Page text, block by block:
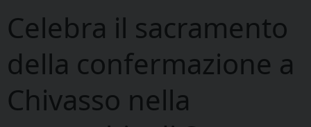
Celebra il sacramento
della confermazione a
Chivasso nella